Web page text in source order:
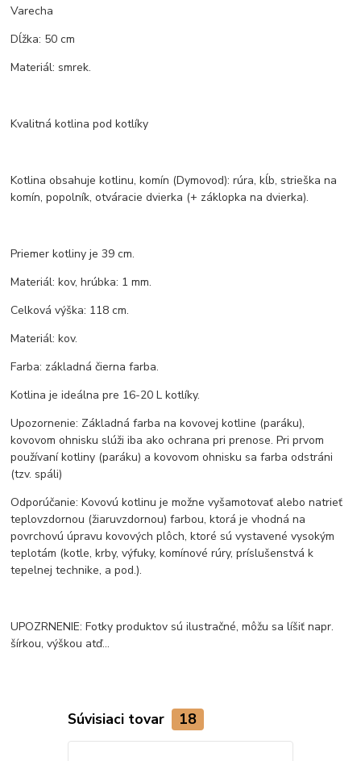
Varecha
Dĺžka: 50 cm
Materiál: smrek.
Kvalitná kotlina pod kotlíky
Kotlina obsahuje kotlinu, komín (Dymovod): rúra, kĺb, strieška na
komín, popolník, otváracie dvierka (+ záklopka na dvierka).
Priemer kotliny je 39 cm.
Materiál: kov, hrúbka: 1 mm.
Celková výška: 118 cm.
Materiál: kov.
Farba: základná čierna farba.
Kotlina je ideálna pre 16-20 L kotlíky.
Upozornenie: Základná farba na kovovej kotline (paráku),
kovovom ohnisku slúži iba ako ochrana pri prenose. Pri prvom
používaní kotliny (paráku) a kovovom ohnisku sa farba odstráni
(tzv. spáli)
Odporúčanie: Kovovú kotlinu je možne vyšamotovať alebo natrieť
teplovzdornou (žiaruvzdornou) farbou, ktorá je vhodná na
povrchovú úpravu kovových plôch, ktoré sú vystavené vysokým
teplotám (kotle, krby, výfuky, komínové rúry, príslušenstvá k
tepelnej technike, a pod.).
UPOZRNENIE: Fotky produktov sú ilustračné, môžu sa líšiť napr.
šírkou, výškou atď...
Súvisiaci tovar 18